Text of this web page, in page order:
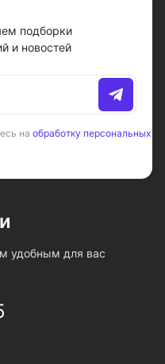
подборки
и новостей
на обработку персональных
удобным для вас